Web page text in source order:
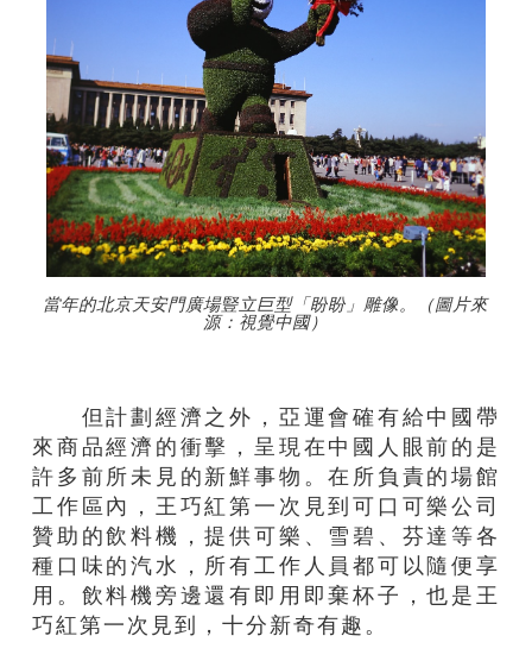
當年的北京天安門廣場豎立巨型「盼盼」雕像。（圖片來
源：視覺中國）
但計劃經濟之外，亞運會確有給中國帶
來商品經濟的衝擊，呈現在中國人眼前的是
許多前所未見的新鮮事物。在所負責的場館
工作區內，王巧紅第一次見到可口可樂公司
贊助的飲料機，提供可樂、雪碧、芬達等各
種口味的汽水，所有工作人員都可以隨便享
用。飲料機旁邊還有即用即棄杯子，也是王
巧紅第一次見到，十分新奇有趣。